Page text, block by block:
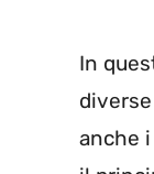
In
anche